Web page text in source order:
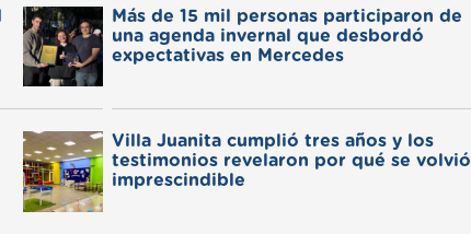
Más de 15 mil personas participaron de
una agenda invernal que desbordó
expectativas en Mercedes
Villa Juanita cumplió tres años y los
testimonios revelaron por qué se volvió
imprescindible